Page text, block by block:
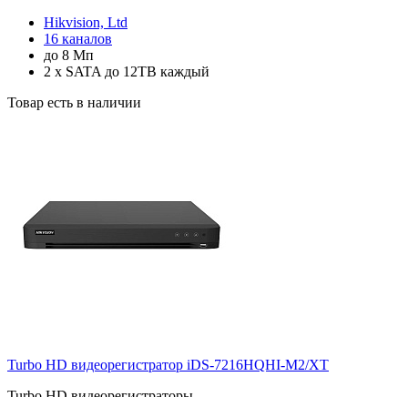
Hikvision, Ltd
16 каналов
до 8 Мп
2 x SATA до 12TB каждый
Товар есть в наличии
Turbo HD видеорегистратор iDS-7216HQHI-M2/XT